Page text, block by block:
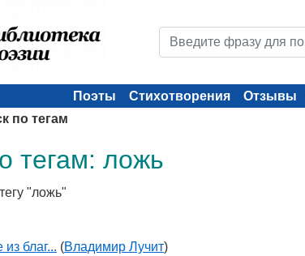
Поэты Стихотворения Отзывы
по тегам
тегам: ложь
"ложь"
благ... (Владимир Лучит)